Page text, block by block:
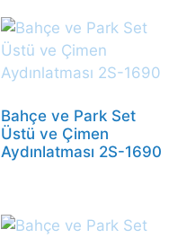
Bahçe ve Park Set
Üstü ve Çimen
Aydınlatması 2S-1690